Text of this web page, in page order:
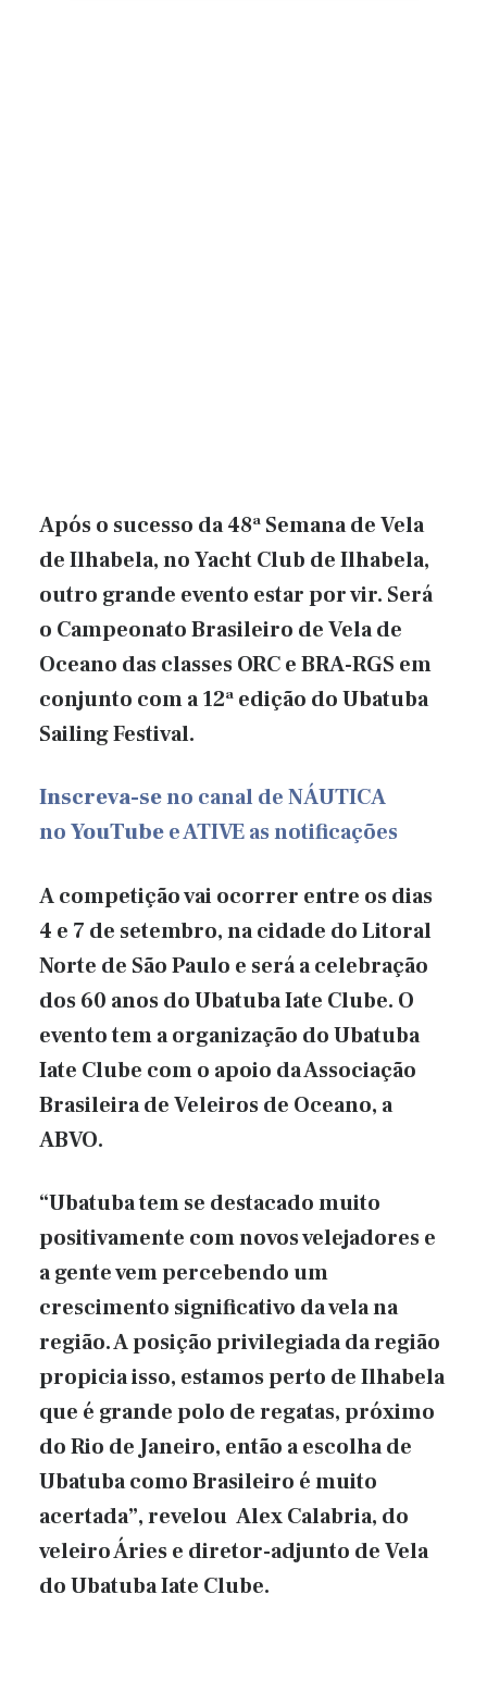
Após o sucesso da 48ª Semana de Vela
de Ilhabela, no Yacht Club de Ilhabela,
outro grande evento estar por vir. Será
o Campeonato Brasileiro de Vela de
Oceano das classes ORC e BRA-RGS em
conjunto com a 12ª edição do Ubatuba
Sailing Festival.
Inscreva-seno canal de NÁUTICA
noYouTubee ATIVE as notificações
A competição vai ocorrer entre os dias
4 e 7 de setembro, na cidade do Litoral
Norte de São Paulo e será a celebração
dos 60 anos do Ubatuba Iate Clube. O
evento tem a organização do Ubatuba
Iate Clube com o apoio da Associação
Brasileira de Veleiros de Oceano, a
ABVO.
“Ubatuba tem se destacado muito
positivamente com novos velejadores e
a gente vem percebendo um
crescimento significativo da vela na
região. A posição privilegiada da região
propicia isso, estamos perto de Ilhabela
que é grande polo de regatas, próximo
do Rio de Janeiro, então a escolha de
Ubatuba como Brasileiro é muito
acertada”, revelou Alex Calabria, do
veleiro Áries e diretor-adjunto de Vela
do Ubatuba Iate Clube.